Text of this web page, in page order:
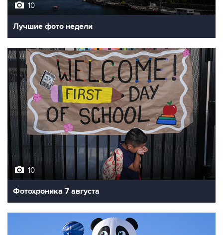
10
Лучшие фото недели
10
Фотохроника 7 августа